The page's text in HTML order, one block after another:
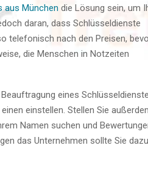
aus München die Lösung sein, um
daran, dass Schlüsseldienste
telefonisch nach den Preisen,
die Menschen in Notzeiten
eines
einstellen. Stellen Sie
Namen suchen und
das Unternehmen sollte Sie dazu